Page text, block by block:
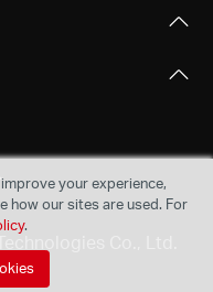
Negotiation,
your experience,
how our sites are used. For
.